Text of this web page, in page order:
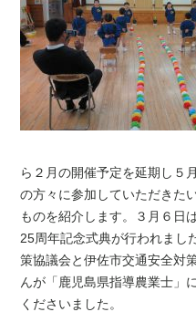
ら２月の開催予定を延期し５
の方々に参加していただきた
ものを紹介します。
３月６日
25周年記念式典が行われまし
策協議会と伊佐市交通安全対
んが「鹿児島県指導農業士」
くださいました。